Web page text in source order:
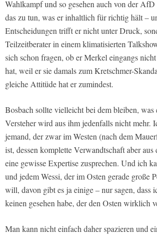
Wahlkampf und so gesehen auch von der AfD
das zu tun, was er inhaltlich für richtig hält –
Entscheidungen trifft er nicht unter Druck,
Teilzeitberater in einem klimatisierten
sich schon fragen, ob er Merkel eingangs
hat, weil er sie damals zum Kretschmer-
gleiche Attitüde hat er zumindest.
Bosbach sollte vielleicht bei dem bleiben, was
Versteher wird aus ihm jedenfalls nicht mehr.
jemand, der zwar im Westen (nach dem
ist, dessen komplette Verwandtschaft aber
eine gewisse Expertise zusprechen. Und ich
und jedem Wessi, der im Osten gerade große
will, davon gibt es ja einige – nur sagen, dass
keinen gesehen habe, der den Osten wirklich
Man kann nicht einfach daher spazieren und